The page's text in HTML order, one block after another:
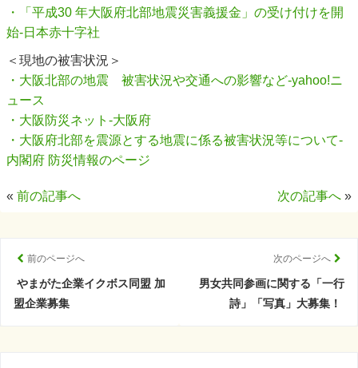
・「平成30 年大阪府北部地震災害義援金」の受け付けを開
始-日本赤十字社
＜現地の被害状況＞
・大阪北部の地震 被害状況や交通への影響など-yahoo!ニ
ュース
・大阪防災ネット-大阪府
・大阪府北部を震源とする地震に係る被害状況等について-
内閣府 防災情報のページ
« 前の記事へ 次の記事へ »
前のページへ
やまがた企業イクボス同盟 加
盟企業募集
次のページへ
男女共同参画に関する「一行
詩」「写真」大募集！